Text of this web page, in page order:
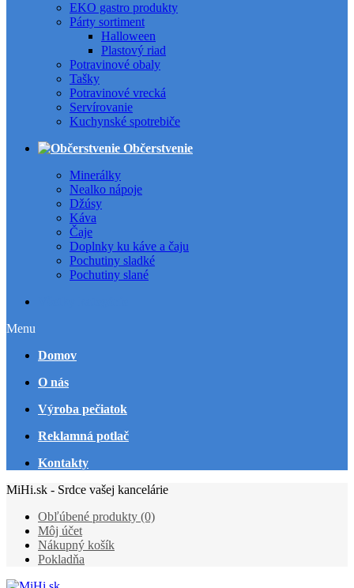
EKO gastro produkty
Párty sortiment
Halloween
Plastový riad
Potravinové obaly
Tašky
Potravinové vrecká
Servírovanie
Kuchynské spotrebiče
Občerstvenie
Minerálky
Nealko nápoje
Džúsy
Káva
Čaje
Doplnky ku káve a čaju
Pochutiny sladké
Pochutiny slané
Menu
Domov
O nás
Výroba pečiatok
Reklamná potlač
Kontakty
MiHi.sk - Srdce vašej kancelárie
Obľúbené produkty (0)
Môj účet
Nákupný košík
Pokladňa